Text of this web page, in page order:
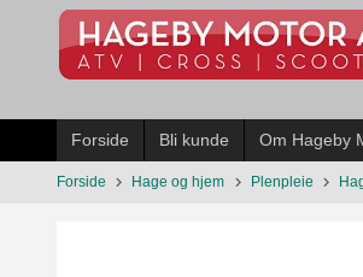
innholdet
Forside Bli kunde Om Hageby
Forside Hage og hjem Plenpleie